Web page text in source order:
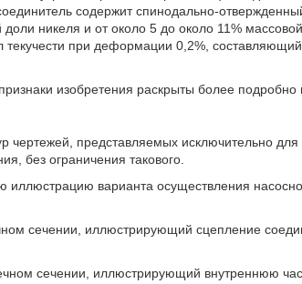
содержит спинодально-
никеля и от около 5 до около 11%
текучести при деформации 0,2%,
изобретения раскрыты более подробно
чертежей, представляемых исключительно
без ограничения такового.
иллюстрацию варианта осуществления
сечении, иллюстрирующий сцепление
сечении, иллюстрирующий внутреннюю